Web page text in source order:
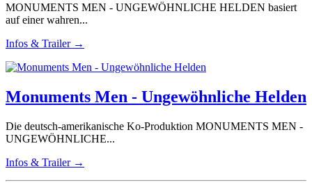
MONUMENTS MEN - UNGEWÖHNLICHE HELDEN basiert
auf einer wahren...
Infos & Trailer →
Monuments Men - Ungewöhnliche Helden
Die deutsch-amerikanische Ko-Produktion MONUMENTS MEN -
UNGEWÖHNLICHE...
Infos & Trailer →